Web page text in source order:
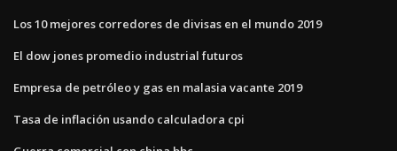
Los 10 mejores corredores de divisas en el mundo 2019
El dow jones promedio industrial futuros
Empresa de petróleo y gas en malasia vacante 2019
Tasa de inflación usando calculadora cpi